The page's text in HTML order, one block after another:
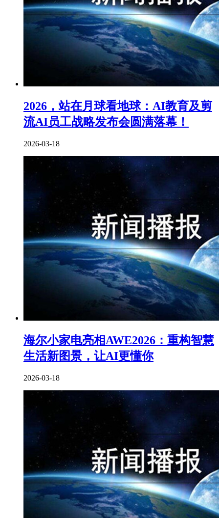
2026，站在月球看地球：AI教育及剪
流AI员工战略发布会圆满落幕！
2026-03-18
海尔小家电亮相AWE2026：重构智慧
生活新图景，让AI更懂你
2026-03-18